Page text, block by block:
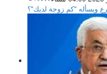
ويسأله "كم زوجة لديك"؟